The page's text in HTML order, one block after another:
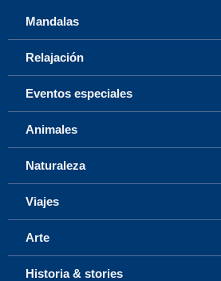
Mandalas
Relajación
Eventos especiales
Animales
Naturaleza
Viajes
Arte
Historia & stories